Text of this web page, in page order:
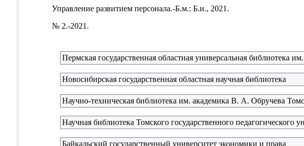
Управление развитием персонала.-Б.м.: Б.и., 2021.
№ 2.-2021.
Пермская государственная областная универсальная библиотека
Новосибирская государственная областная научная библиотека
Научно-техническая библиотека им. академика В. А. Обручева
Научная библиотека Томского государственного педагогического
Байкальский государственный университет экономики и права